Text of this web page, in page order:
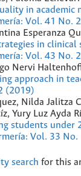
in academic
Vol. 41 No.
Esperanza
in
Vol. 43 No.
Nervi
approach in
(2019)
Nilda Jalitza
Yury Luz Ayda
students under
Vol. 33
search for this